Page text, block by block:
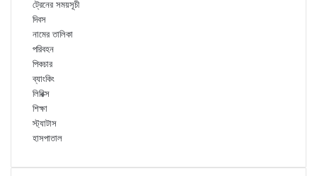
ট্রেনের সময়সূচী
দিবস
নামের তালিকা
পরিবহন
পিকচার
ব্যাংকিং
লিরিক্স
শিক্ষা
স্ট্যাটাস
হাসপাতাল